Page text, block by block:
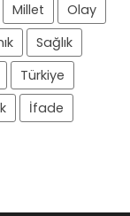
Millet
Olay
Sağlık
Türkiye
İfade